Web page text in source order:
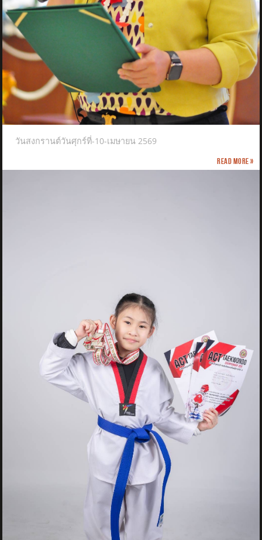
วันสงกรานต์วันศุกร์ที่-10-เมษายน 2569
Read more »